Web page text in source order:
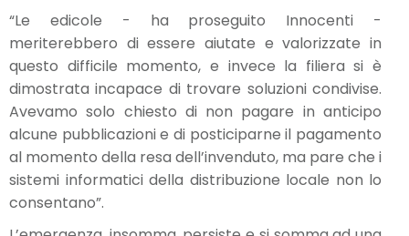
“Le edicole - ha proseguito Innocenti -
meriterebbero di essere aiutate e valorizzate in
questo difficile momento, e invece la filiera si è
dimostrata incapace di trovare soluzioni condivise.
Avevamo solo chiesto di non pagare in anticipo
alcune pubblicazioni e di posticiparne il pagamento
al momento della resa dell’invenduto, ma pare che i
sistemi informatici della distribuzione locale non lo
consentano”.